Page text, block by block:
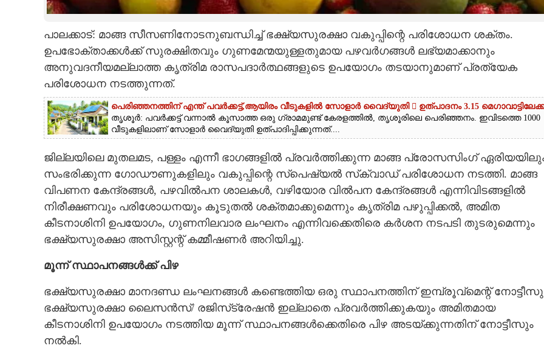
CARTOONS
LITERATURE
CONTACT US
പാലക്കാട്: മാങ്ങ സീസണിനോടനുബന്ധിച്ച് ഭക്ഷ്യസുരക്ഷാ വകുപ്പിന്റെ പരിശോധന ശക്തം.
ഉപഭോക്താക്കൾക്ക് സുരക്ഷിതവും ഗുണമേന്മയുള്ളതുമായ പഴവർഗങ്ങൾ ലഭ്യമാക്കാനും
അനുവദനീയമല്ലാത്ത കൃത്രിമ രാസപദാർത്ഥങ്ങളുടെ ഉപയോഗം തടയാനുമാണ് പ്രത്യേക
പരിശോധന നടത്തുന്നത്.
പെരിഞ്ഞനത്തിന് എന്ത് പവർക്കട്ട്,​ ആയിരം വീടുകളിൽ സോളാർ വൈദ്യുതി  ഉത്പാദനം 3.15
തൃശൂർ: പവർക്കട്ട് വന്നാൽ കൂസാത്ത ഒരു ഗ്രാമമുണ്ട് കേരളത്തിൽ, തൃശൂരിലെ പെരിഞ്ഞനം. ഇവിടത്തെ 1000
വീടുകളിലാണ് സോളാർ വൈദ്യുതി ഉത്പാദിപ്പിക്കുന്നത്....
ജില്ലയിലെ മുതലമട, പള്ളം എന്നീ ഭാഗങ്ങളിൽ പ്രവർത്തിക്കുന്ന മാങ്ങ പ്രോസസിംഗ്
സംഭരിക്കുന്ന ഗോഡൗണുകളിലും വകുപ്പിന്റെ സ്‌പെഷ്യൽ സ്‌ക്വാഡ് പരിശോധന നടത്തി. മാങ്ങ
വിപണന കേന്ദ്രങ്ങൾ, പഴവിൽപന ശാലകൾ, വഴിയോര വിൽപന കേന്ദ്രങ്ങൾ എന്നിവിടങ്ങളിൽ
നിരീക്ഷണവും പരിശോധനയും കൂടുതൽ ശക്തമാക്കുമെന്നും കൃത്രിമ പഴുപ്പിക്കൽ, അമിത
കീടനാശിനി ഉപയോഗം, ഗുണനിലവാര ലംഘനം എന്നിവക്കെതിരെ കർശന നടപടി തുടരുമെന്നും
ഭക്ഷ്യസുരക്ഷാ അസിസ്റ്റന്റ് കമ്മീഷണർ അറിയിച്ചു.
മൂന്ന് സ്ഥാപനങ്ങൾക്ക് പിഴ
ഭക്ഷ്യസുരക്ഷാ മാനദണ്ഡ ലംഘനങ്ങൾ കണ്ടെത്തിയ ഒരു സ്ഥാപനത്തിന് ഇമ്പ്രൂവ്‌മെന്റ്
ഭക്ഷ്യസുരക്ഷാ ലൈസൻസ്/ രജിസ്‌ട്രേഷൻ ഇല്ലാതെ പ്രവർത്തിക്കുകയും അമിതമായ
കീടനാശിനി ഉപയോഗം നടത്തിയ മൂന്ന് സ്ഥാപനങ്ങൾക്കെതിരെ പിഴ അടയ്ക്കുന്നതിന് നോട്ടീസും
നൽകി.